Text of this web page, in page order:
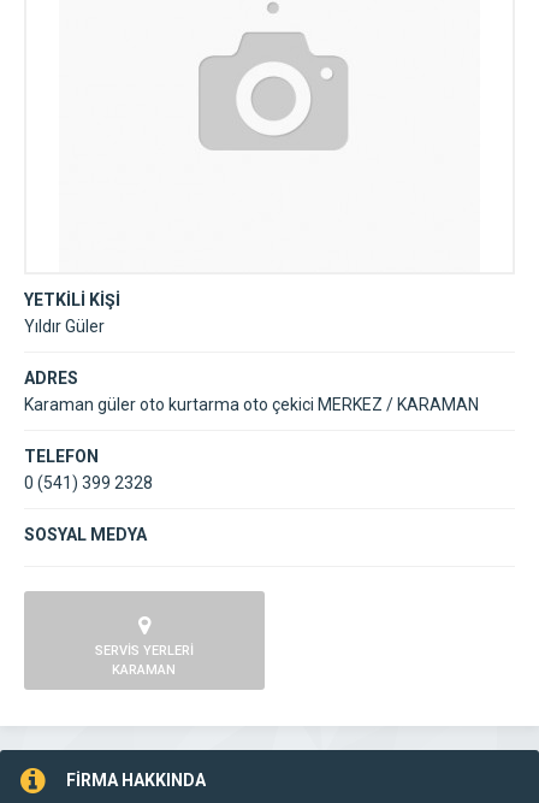
YETKİLİ KİŞİ
Yıldır Güler
ADRES
Karaman güler oto kurtarma oto çekici MERKEZ / KARAMAN
TELEFON
0 (541) 399 2328
SOSYAL MEDYA
SERVİS YERLERİ
KARAMAN
FİRMA HAKKINDA